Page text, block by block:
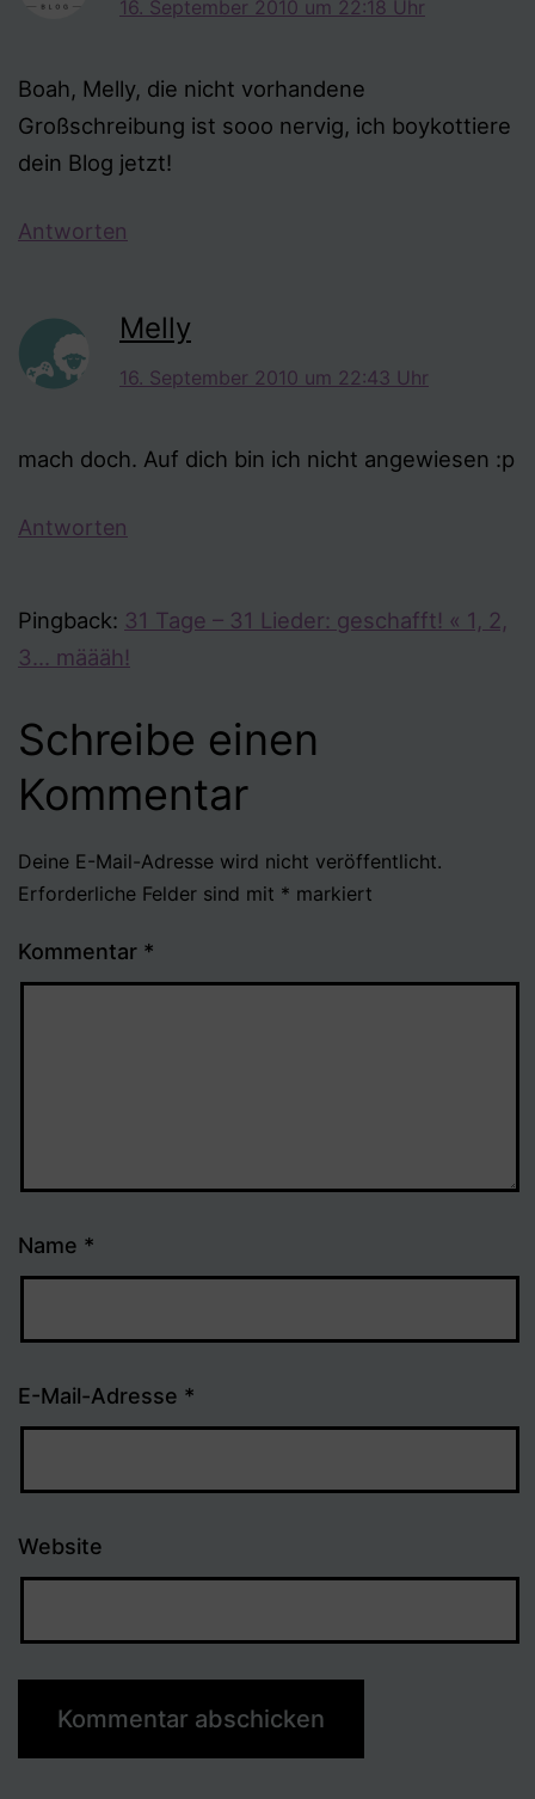
16. September 2010 um 22:18 Uhr
Boah, Melly, die nicht vorhandene
Großschreibung ist sooo nervig, ich boykottiere
dein Blog jetzt!
Antworten
Melly
16. September 2010 um 22:43 Uhr
mach doch. Auf dich bin ich nicht angewiesen :p
Antworten
Pingback: 31 Tage – 31 Lieder: geschafft! « 1, 2,
3… määäh!
Schreibe einen
Kommentar
Deine E-Mail-Adresse wird nicht veröffentlicht.
Erforderliche Felder sind mit * markiert
Kommentar *
Name *
E-Mail-Adresse *
Website